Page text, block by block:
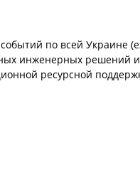
по всей Украине
инженерных решений и
ресурсной